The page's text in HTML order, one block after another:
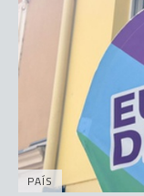
PAÍS